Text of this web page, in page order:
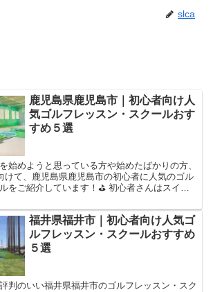
slca
鹿児島県鹿児島市｜初心者向け人
気ゴルフレッスン・スクールおす
すめ５選
始めようと思っている方や始めたばかりの方、
けて、鹿児島県鹿児島市の初心者に人気のゴル
をご紹介しています！⛳ 初心者さんはスイン
福井県福井市｜初心者向け人気ゴ
ルフレッスン・スクールおすすめ
５選
判のいい福井県福井市のゴルフレッスン・スク